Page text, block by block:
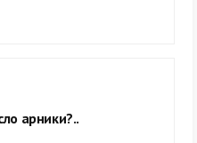
арники?..